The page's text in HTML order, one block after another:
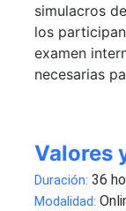
simulacros
los
examen
necesarias
Valores
Duración: 36
Modalidad: